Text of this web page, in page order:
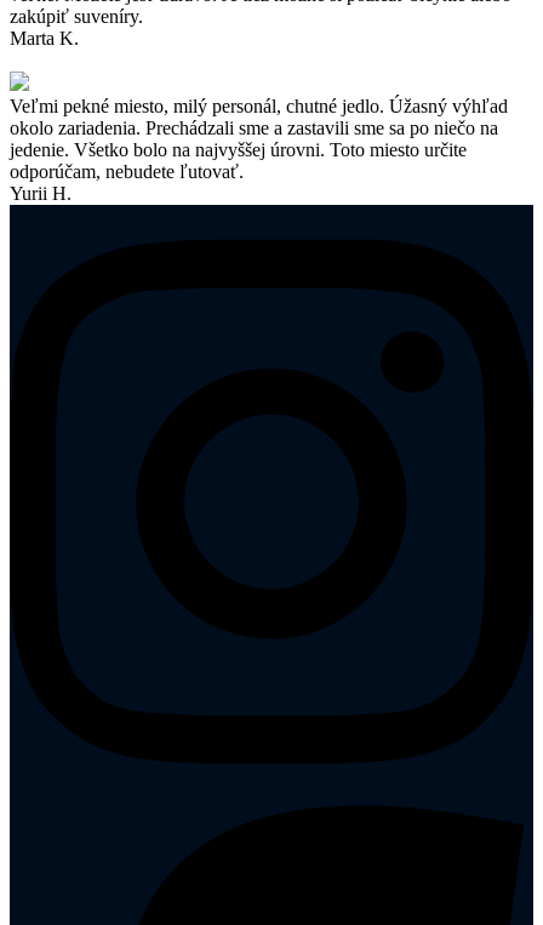
zakúpiť suveníry.
Marta K.
Veľmi pekné miesto, milý personál, chutné jedlo. Úžasný výhľad
okolo zariadenia. Prechádzali sme a zastavili sme sa po niečo na
jedenie. Všetko bolo na najvyššej úrovni. Toto miesto určite
odporúčam, nebudete ľutovať.
Yurii H.